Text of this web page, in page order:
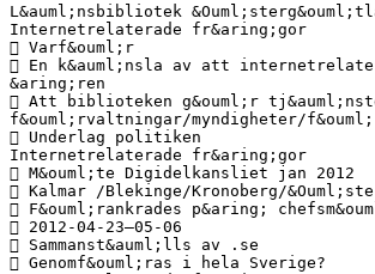
L&auml;nsbibliotek
Internetrelaterade fr&aring;gor
 Varf&ouml;r
 En k&auml;nsla av att
&aring;ren
 Att biblioteken g&ouml;r
f&ouml;rvaltningar/myndigheter/
 Underlag politiken
Internetrelaterade fr&aring;gor
 M&ouml;te Digidelkansliet jan 2012
 Kalmar /Blekinge/Kronoberg/
 F&ouml;rankrades p&aring;
 2012-04-23—05-06
 Sammanst&auml;lls av .se
 Genomf&ouml;ras i hela Sverige?